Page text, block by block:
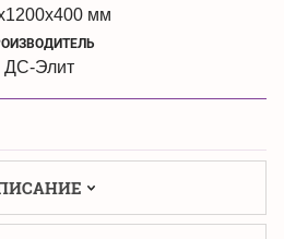
мм
ДС-Элит